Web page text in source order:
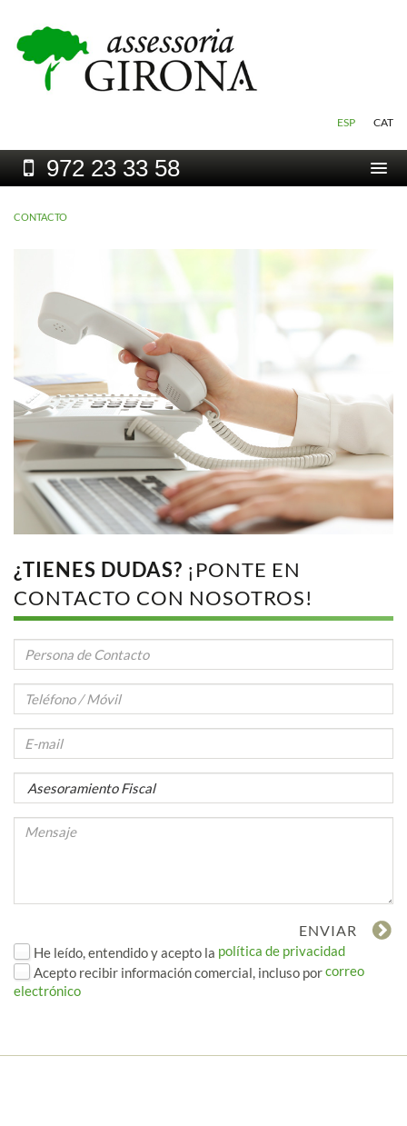
ESP CAT
972 23 33 58
CONTACTO
¿TIENES DUDAS? ¡PONTE EN
CONTACTO CON NOSOTROS!
He leído, entendido y acepto la política de privacidad
Acepto recibir información comercial, incluso porcorreo
electrónico